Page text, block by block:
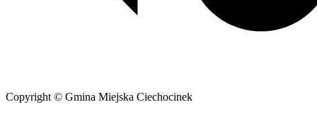
Copyright © Gmina Miejska Ciechocinek